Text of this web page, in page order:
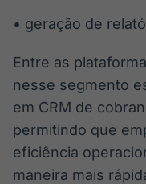
• geração de
Entre as
nesse segmento
em CRM de
permitindo que
eficiência
maneira mais